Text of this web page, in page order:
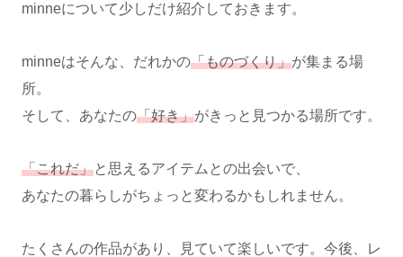
minneについて少しだけ紹介しておきます。
minneはそんな、だれかの「ものづくり」が集まる場
所。
そして、あなたの「好き」がきっと見つかる場所です。
「これだ」と思えるアイテムとの出会いで、
あなたの暮らしがちょっと変わるかもしれません。
たくさんの作品があり、見ていて楽しいです。今後、レ